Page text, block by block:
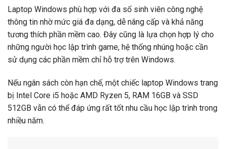
Laptop Windows phù hợp với đa số sinh viên công nghệ
thông tin nhờ mức giá đa dạng, dễ nâng cấp và khả năng
tương thích phần mềm cao. Đây cũng là lựa chọn hợp lý cho
những người học lập trình game, hệ thống nhúng hoặc cần
sử dụng các phần mềm chỉ hỗ trợ trên Windows.
Nếu ngân sách còn hạn chế, một chiếc laptop Windows trang
bị Intel Core i5 hoặc AMD Ryzen 5, RAM 16GB và SSD
512GB vẫn có thể đáp ứng rất tốt nhu cầu học lập trình trong
nhiều năm.